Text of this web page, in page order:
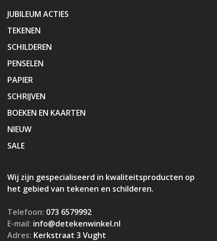
JUBILEUM ACTIES
TEKENEN
SCHILDEREN
PENSELEN
PAPIER
SCHRIJVEN
BOEKEN EN KAARTEN
NIEUW
SALE
Wij zijn gespecialiseerd in kwaliteitsproducten op
het gebied van tekenen en schilderen.
Telefoon: 073 6579992
E-mail: info@detekenwinkel.nl
Adres: Kerkstraat 3 Vught